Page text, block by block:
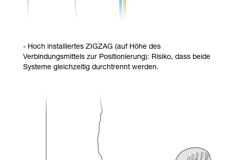
- Hoch installiertes ZIGZAG (auf Höhe des
Verbindungsmittels zur Positionierung): Risiko, dass beide
Systeme gleichzeitig durchtrennt werden.